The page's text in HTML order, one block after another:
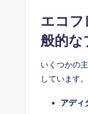
エコ
般的な
いくつかの
しています
アディ